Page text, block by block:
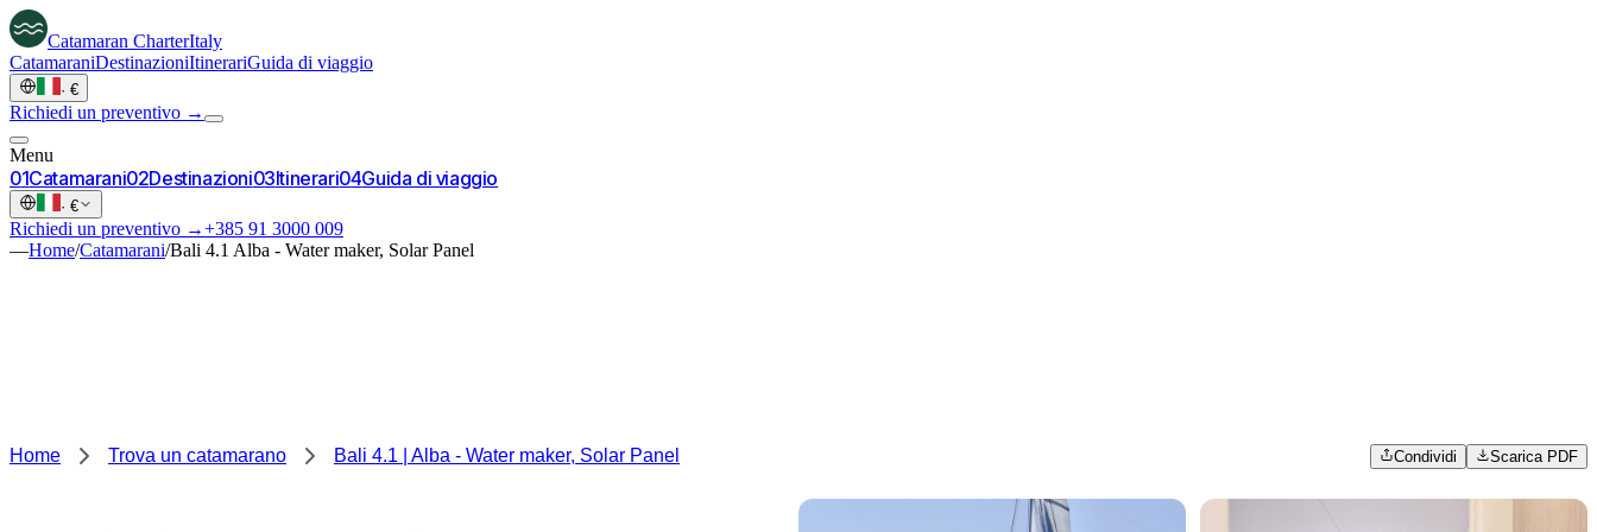
Catamaran CharterItaly
CatamaraniDestinazioniItinerariGuida di viaggio
· €
Richiedi un preventivo →
Menu
01Catamarani02Destinazioni03Itinerari04Guida di viaggio
· €
Richiedi un preventivo →+385 91 3000 009
—Home/Catamarani/Bali 4.1 Alba - Water maker, Solar Panel
Home Trova un catamarano Bali 4.1 | Alba - Water maker, Solar Panel Condividi Scarica PDF